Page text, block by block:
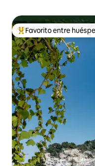
Favorito entre
Favorito entre